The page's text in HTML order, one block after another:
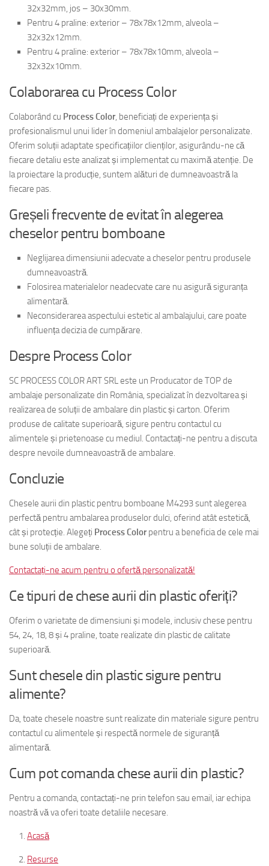
32x32mm, jos – 30x30mm.
Pentru 4 praline: exterior – 78x78x12mm, alveola –
32x32x12mm.
Pentru 4 praline: exterior – 78x78x10mm, alveola –
32x32x10mm.
Colaborarea cu Process Color
Colaborând cu Process Color, beneficiați de experiența și
profesionalismul unui lider în domeniul ambalajelor personalizate.
Oferim soluții adaptate specificațiilor clienților, asigurându-ne că
fiecare detaliu este analizat și implementat cu maximă atenție. De
la proiectare la producție, suntem alături de dumneavoastră la
fiecare pas.
Greșeli frecvente de evitat în alegerea
cheselor pentru bomboane
Neglijarea dimensiunii adecvate a cheselor pentru produsele
dumneavoastră.
Folosirea materialelor neadecvate care nu asigură siguranța
alimentară.
Neconsiderarea aspectului estetic al ambalajului, care poate
influența decizia de cumpărare.
Despre Process Color
SC PROCESS COLOR ART SRL este un Producator de TOP de
ambalaje personalizate din România, specializat în dezvoltarea și
realizarea de soluții de ambalare din plastic și carton. Oferim
produse de calitate superioară, sigure pentru contactul cu
alimentele și prietenoase cu mediul. Contactați-ne pentru a discuta
despre nevoile dumneavoastră de ambalare.
Concluzie
Chesele aurii din plastic pentru bomboane M4293 sunt alegerea
perfectă pentru ambalarea produselor dulci, oferind atât estetică,
cât și protecție. Alegeți Process Colorpentru a beneficia de cele mai
bune soluții de ambalare.
Contactați-ne acum pentru o ofertă personalizată!
Ce tipuri de chese aurii din plastic oferiți?
Oferim o varietate de dimensiuni și modele, inclusiv chese pentru
54, 24, 18, 8 și 4 praline, toate realizate din plastic de calitate
superioară.
Sunt chesele din plastic sigure pentru
alimente?
Da, toate chesele noastre sunt realizate din materiale sigure pentru
contactul cu alimentele și respectă normele de siguranță
alimentară.
Cum pot comanda chese aurii din plastic?
Pentru a comanda, contactați-ne prin telefon sau email, iar echipa
noastră vă va oferi toate detaliile necesare.
Acasă
Resurse